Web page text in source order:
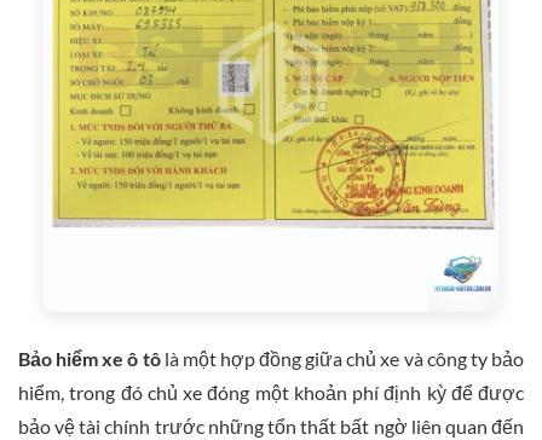
Bảo hiểm xe ô tôlà một hợp đồng giữa chủ xe và công ty bảo
hiểm, trong đó chủ xe đóng một khoản phí định kỳ để được
bảo vệ tài chính trước những tổn thất bất ngờ liên quan đến